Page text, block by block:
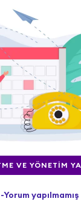
VE YÖNETIM
-Yorum yapılmamış